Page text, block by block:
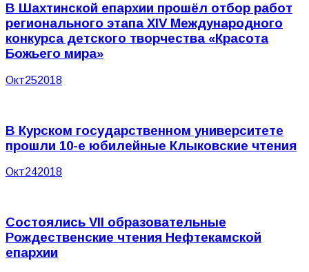
В Шахтинской епархии прошёл отбор работ
регионального этапа XIV Международного
конкурса детского творчества «Красота
Божьего мира»
Окт252018
В Курском государственном университете
прошли 10-е юбилейные Клыковские чтения
Окт242018
Состоялись VII образовательные
Рождественские чтения Нефтекамской
епархии